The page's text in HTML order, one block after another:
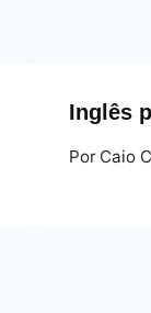
Inglês
Por Caio